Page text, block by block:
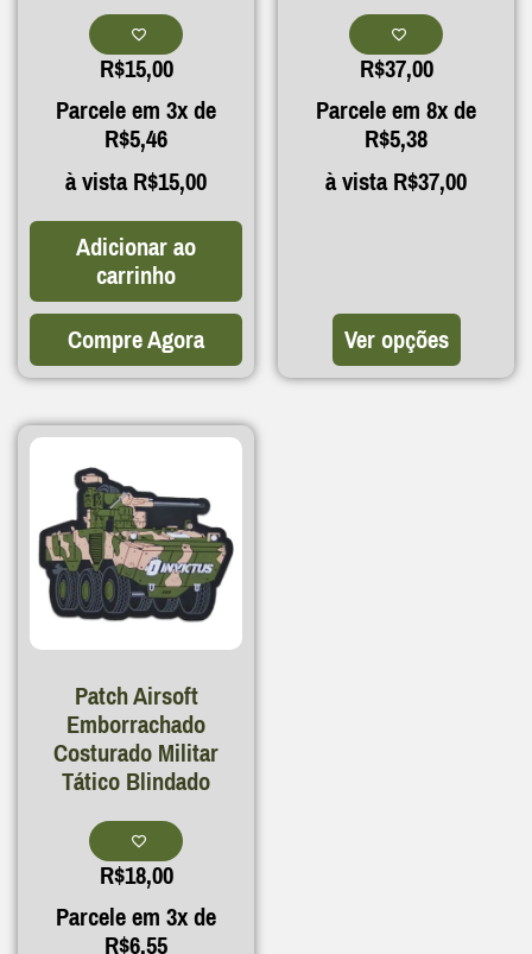
R$15,00
Parcele em 3x de
R$5,46
à vistaR$15,00
Adicionar ao
carrinho
Compre Agora
R$37,00
Parcele em 8x de
R$5,38
à vistaR$37,00
Ver opções
Patch Airsoft
Emborrachado
Costurado Militar
Tático Blindado
R$18,00
Parcele em 3x de